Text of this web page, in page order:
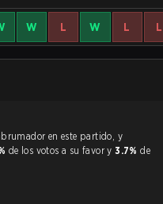
W L W L L
de los votos a su favor y3.7%de